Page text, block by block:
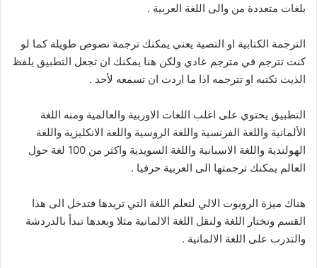
بلغات متعددة من والى اللغة العربية .
الترجمة الكتابية او النصية يعني يمكنك ترجمة نصوص طويلة كما لو
كنت تترجم في مترجم عادي ولكن هنا يمكنك ان تجعل التطبيق يلفظ
الذيت تكتبه او تترجمه اذا ما اردت ان تسمعه لأحد .
التطبيق يحتوي على اغلب اللغات الاوربية والعالمية ومنه اللغة
الألمانية واللغة الفرنسية واللغة الروسية واللغة الانكليزية واللغة
الهولندية واللغة الاسبانية واللغة السويدية واكثر من 100 لغة حول
العالم يمكنك ترجمتها الى العربية حرفيا .
هناك ميزة الروبوت الالي لتعلم اللغة التي تريدها فتدخل الى هذا
القسم وتختار اللغة ولنقل اللغة الالمانية مثلا وبعدها تبدأ بالدردشة
والتدرب على اللغة الالمانية .